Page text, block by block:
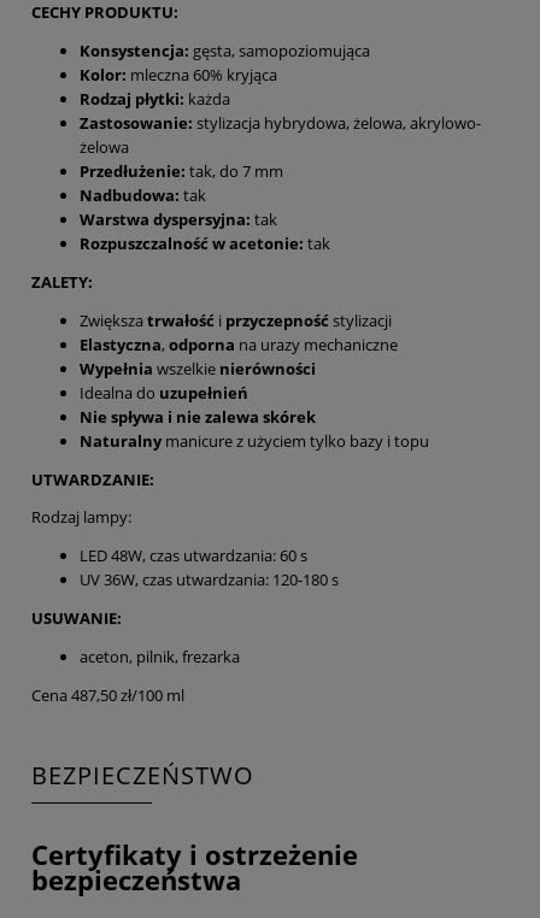
CECHY PRODUKTU:
Konsystencja: gęsta, samopoziomująca
Kolor: mleczna 60% kryjąca
Rodzaj płytki: każda
Zastosowanie: stylizacja hybrydowa, żelowa, akrylowo-
żelowa
Przedłużenie: tak, do 7 mm
Nadbudowa: tak
Warstwa dyspersyjna: tak
Rozpuszczalność w acetonie: tak
ZALETY:
Zwiększa trwałość i przyczepność stylizacji
Elastyczna, odporna na urazy mechaniczne
Wypełnia wszelkie nierówności
Idealna do uzupełnień
Nie spływa i nie zalewa skórek
Naturalnymanicure z użyciem tylko bazy i topu
UTWARDZANIE:
Rodzaj lampy:
LED 48W, czas utwardzania: 60 s
UV 36W, czas utwardzania: 120-180 s
USUWANIE:
aceton, pilnik, frezarka
Cena 487,50 zł/100 ml
BEZPIECZEŃSTWO
Certyfikaty i ostrzeżenie
bezpieczeństwa